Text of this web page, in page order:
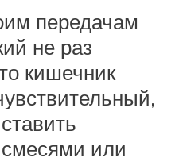
передачам
не раз
кишечник
или